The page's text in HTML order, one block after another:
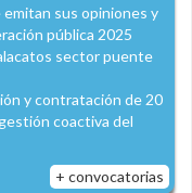
emitan sus opiniones y
pública 2025
sector puente
y contratación de 20
coactiva del
+ convocatorias